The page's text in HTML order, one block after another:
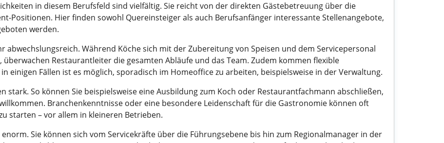
in diesem Berufsfeld sind vielfältig. Sie reicht von der direkten Gästebetreuung über die
Positionen. Hier finden sowohl Quereinsteiger als auch Berufsanfänger interessante Stellenangebote,
werden.
abwechslungsreich. Während Köche sich mit der Zubereitung von Speisen und dem Servicepersonal
Restaurantleiter die gesamten Abläufe und das Team. Zudem kommen flexible
einigen Fällen ist es möglich, sporadisch im Homeoffice zu arbeiten, beispielsweise in der Verwaltung.
So können Sie beispielsweise eine Ausbildung zum Koch oder Restaurantfachmann abschließen,
Branchenkenntnisse oder eine besondere Leidenschaft für die Gastronomie können oft
starten – vor allem in kleineren Betrieben.
Sie können sich vom Servicekräfte über die Führungsebene bis hin zum Regionalmanager in der